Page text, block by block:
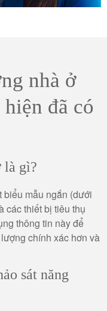
nhà ở
đã có
là gì?
biểu mẫu ngắn (dưới
các thiết bị tiêu thụ
thông tin này để
chính xác hơn và
sát năng